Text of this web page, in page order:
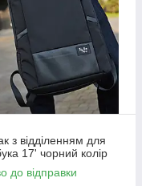
з відділенням для
17' чорний колір
до відправки